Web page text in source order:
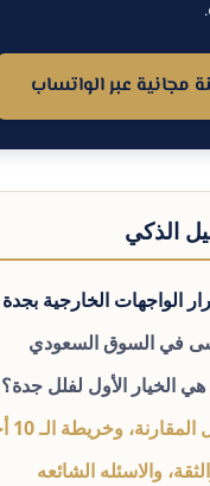
عبر الواتساب
الذكي
الواجهات الخارجية بجدة
في السوق السعودي
هي الخيار الأول لفلل جدة؟
وخريطة الـ 10 أحياء
والاسئله الشائعه